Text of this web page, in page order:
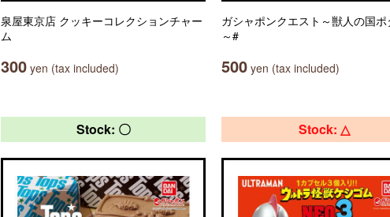
泉屋東京店 クッキーコレクションチャー
ム
300 yen (tax included)
ガシャポンクエスト～獣人の国
～#
500 yen (tax included)
Stock: 〇 Stock: △